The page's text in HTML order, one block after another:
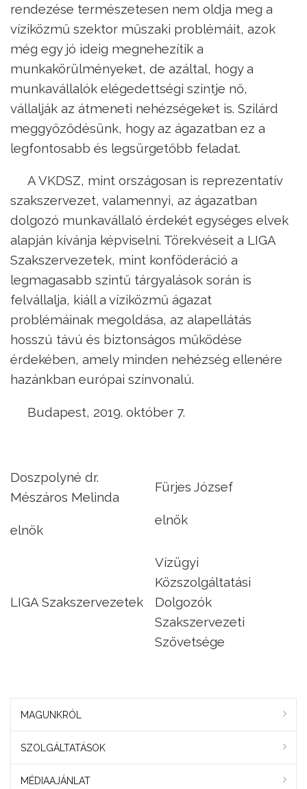
rendezése természetesen nem oldja meg a
víziközmű szektor műszaki problémáit, azok
még egy jó ideig megnehezítik a
munkakörülményeket, de azáltal, hogy a
munkavállalók elégedettségi szintje nő,
vállalják az átmeneti nehézségeket is. Szilárd
meggyőződésünk, hogy az ágazatban ez a
legfontosabb és legsürgetőbb feladat.
A VKDSZ, mint országosan is reprezentatív
szakszervezet, valamennyi, az ágazatban
dolgozó munkavállaló érdekét egységes elvek
alapján kívánja képviselni. Törekvéseit a LIGA
Szakszervezetek, mint konföderáció a
legmagasabb szintű tárgyalások során is
felvállalja, kiáll a víziközmű ágazat
problémáinak megoldása, az alapellátás
hosszú távú és biztonságos működése
érdekében, amely minden nehézség ellenére
hazánkban európai színvonalú.
Budapest, 2019. október 7.
Doszpolyné dr.
Mészáros Melinda
elnök
Fürjes József
elnök
LIGA Szakszervezetek
Vízügyi
Közszolgáltatási
Dolgozók
Szakszervezeti
Szövetsége
MAGUNKRÓL
SZOLGÁLTATÁSOK
MÉDIAAJÁNLAT